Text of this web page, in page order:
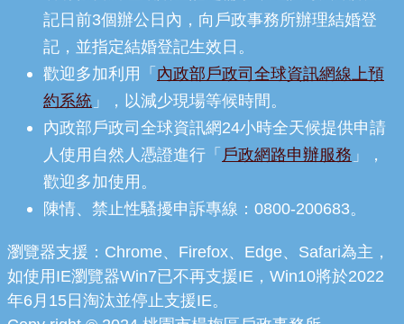
記日前3個辦公日內，向戶政事務所辦理結婚登
記，並指定結婚登記生效日。
歡迎多加利用「 內政部戶政司全球資訊網線上預
約系統 」，以減少現場等候時間。
內政部戶政司全球資訊網24小時全天候提供申請
人使用自然人憑證進行「 戶政網路申辦服務 」，
歡迎多加使用。
陳情、禁止性騷擾申訴專線：0800-200683。
瀏覽器支援：Chrome、Firefox、Edge、Safari為主，
如使用IE瀏覽器Win7已不再支援IE，Win10將於2022
年6月15日淘汰並停止支援IE。